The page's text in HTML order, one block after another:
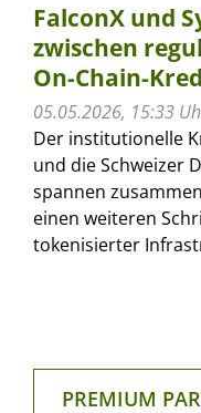
FalconX und
zwischen
On-Chain-
05.05.2026, 15:33
Der institutionelle
und die Schweizer
spannen
einen weiteren
tokenisierter
PREMIUM